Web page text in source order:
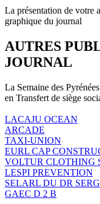
La présentation de votre
graphique du journal
AUTRES
JOURNAL
La Semaine des Pyrénées
en Transfert de siège
LACAJU OCEAN
ARCADE
TAXI-UNION
EURL CAP
VOLTUR CLOTHING
LESPI PREVENTION
SELARL DU DR
GAEC D 2 B